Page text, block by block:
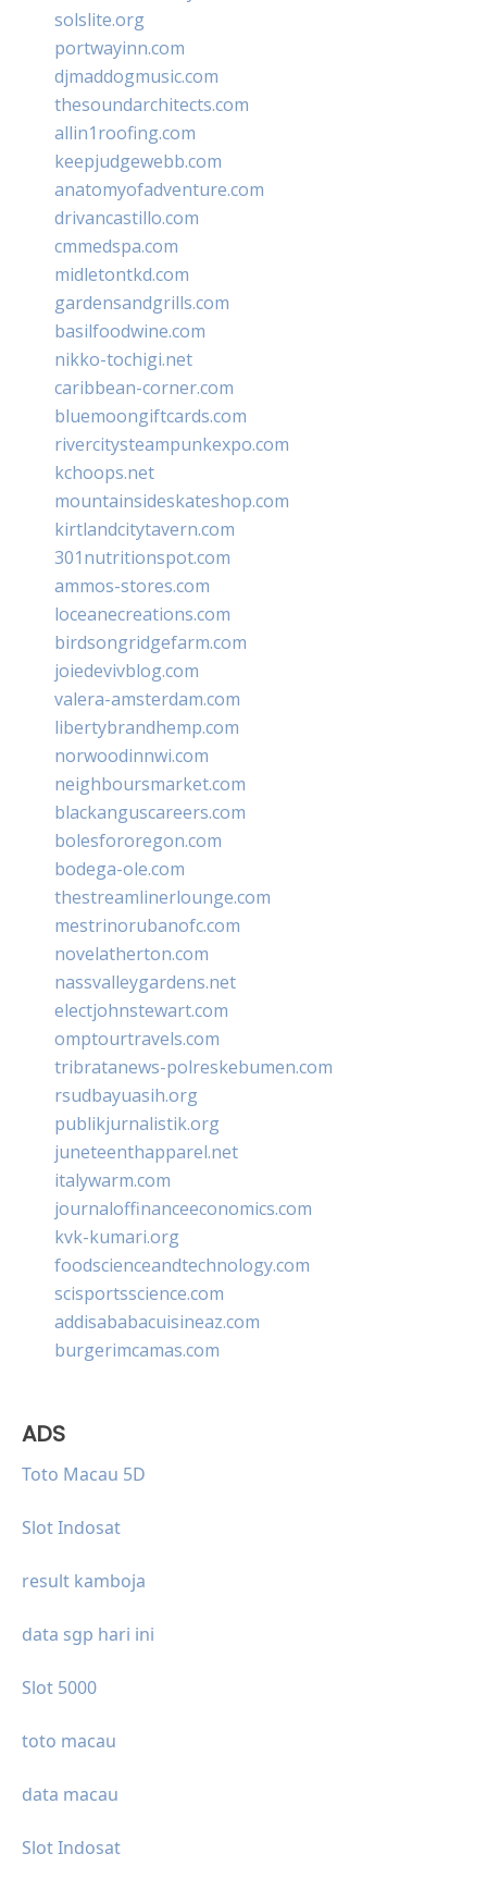
solslite.org
portwayinn.com
djmaddogmusic.com
thesoundarchitects.com
allin1roofing.com
keepjudgewebb.com
anatomyofadventure.com
drivancastillo.com
cmmedspa.com
midletontkd.com
gardensandgrills.com
basilfoodwine.com
nikko-tochigi.net
caribbean-corner.com
bluemoongiftcards.com
rivercitysteampunkexpo.com
kchoops.net
mountainsideskateshop.com
kirtlandcitytavern.com
301nutritionspot.com
ammos-stores.com
loceanecreations.com
birdsongridgefarm.com
joiedevivblog.com
valera-amsterdam.com
libertybrandhemp.com
norwoodinnwi.com
neighboursmarket.com
blackanguscareers.com
bolesfororegon.com
bodega-ole.com
thestreamlinerlounge.com
mestrinorubanofc.com
novelatherton.com
nassvalleygardens.net
electjohnstewart.com
omptourtravels.com
tribratanews-polreskebumen.com
rsudbayuasih.org
publikjurnalistik.org
juneteenthapparel.net
italywarm.com
journaloffinanceeconomics.com
kvk-kumari.org
foodscienceandtechnology.com
scisportsscience.com
addisababacuisineaz.com
burgerimcamas.com
ADS
Toto Macau 5D
Slot Indosat
result kamboja
data sgp hari ini
Slot 5000
toto macau
data macau
Slot Indosat